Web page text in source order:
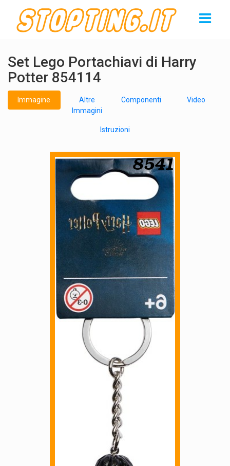
Set Lego Portachiavi di Harry
Potter 854114
Immagine
Altre
Immagini
Componenti Video
Istruzioni